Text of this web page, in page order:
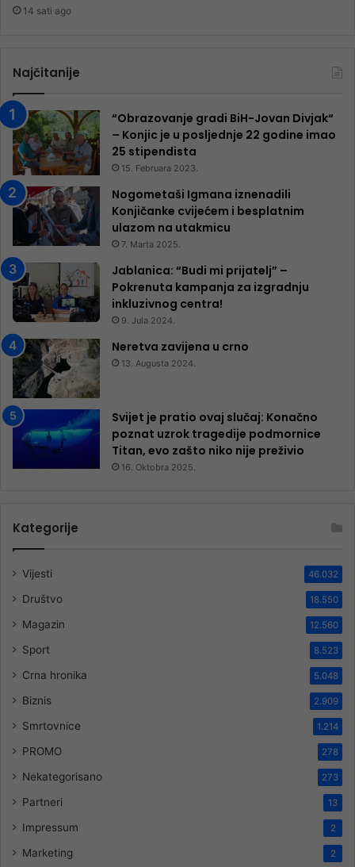
14 sati ago
Najčitanije
“Obrazovanje gradi BiH-Jovan Divjak“
– Konjic je u posljednje 22 godine imao
25 ​​stipendista
15. Februara 2023.
Nogometaši Igmana iznenadili
Konjičanke cvijećem i besplatnim
ulazom na utakmicu
7. Marta 2025.
Jablanica: “Budi mi prijatelj” –
Pokrenuta kampanja za izgradnju
inkluzivnog centra!
9. Jula 2024.
Neretva zavijena u crno
13. Augusta 2024.
Svijet je pratio ovaj slučaj: Konačno
poznat uzrok tragedije podmornice
Titan, evo zašto niko nije preživio
16. Oktobra 2025.
Kategorije
Vijesti 46.032
Društvo 18.550
Magazin 12.560
Sport 8.523
Crna hronika 5.048
Biznis 2.909
Smrtovnice 1.214
PROMO 278
Nekategorisano 273
Partneri 13
Impressum 2
Marketing 2